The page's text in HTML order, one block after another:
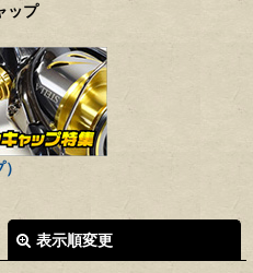
ップ
表示順変更